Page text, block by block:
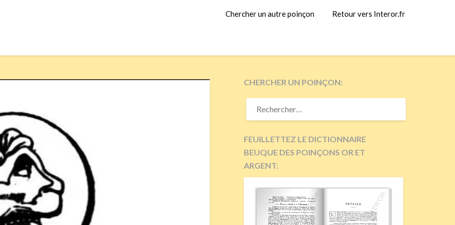
Chercher un autre poinçon Retour vers Interor.fr
CHERCHER UN POINÇON:
RECHERCHER :
FEUILLETTEZ LE DICTIONNAIRE
BEUQUE DES POINÇONS OR ET
ARGENT: